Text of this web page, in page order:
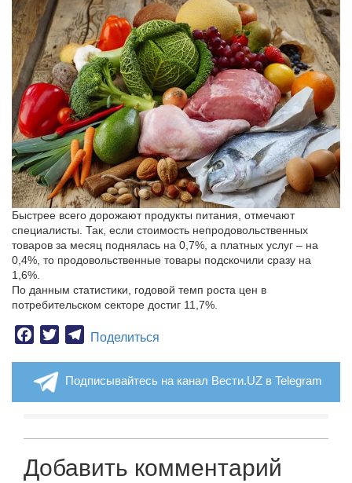
Быстрее всего дорожают продукты питания, отмечают
специалисты. Так, если стоимость непродовольственных
товаров за месяц поднялась на 0,7%, а платных услуг – на
0,4%, то продовольственные товары подскочили сразу на
1,6%.
По данным статистики, годовой темп роста цен в
потребительском секторе достиг 11,7%.
Facebook
TwitterTelegram
Поделиться
Подписывайтесь на канал Вести.UZ в Telegram
Добавить комментарий